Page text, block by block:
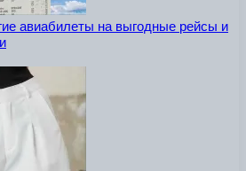
авиабилеты на выгодные рейсы и